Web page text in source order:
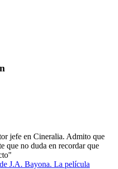
jefe en Cineralia. Admito que
que no duda en recordar que
J.A. Bayona. La película